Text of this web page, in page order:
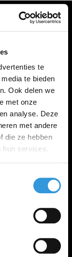
te
te bieden
Ook delen we
met onze
analyse. Deze
met andere
die ze hebben
hun services.